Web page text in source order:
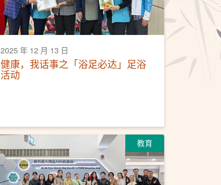
2025 年 12 月 13 日
健康，我话事之「浴足必达」足浴
活动
教育